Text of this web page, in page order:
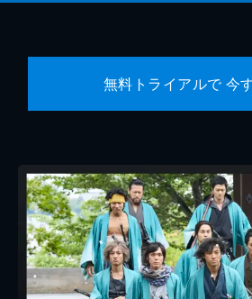
無料トライアルで 今